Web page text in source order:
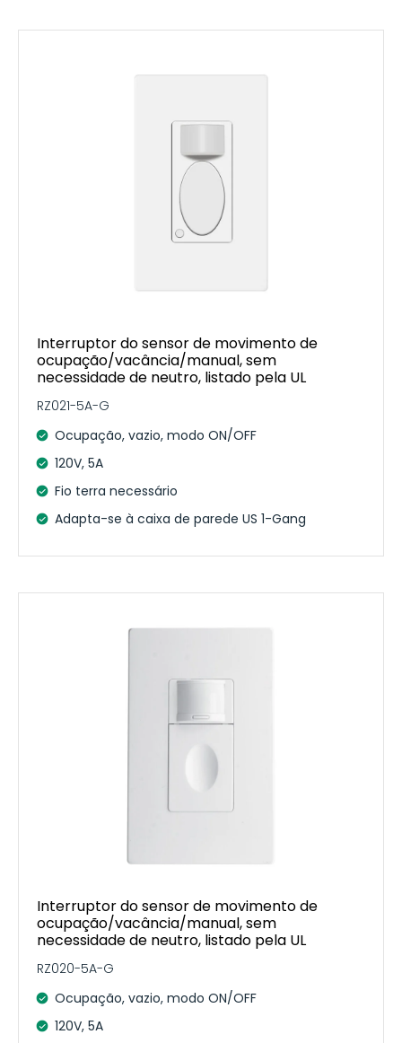
Interruptor do sensor de movimento de
ocupação/vacância/manual, sem
necessidade de neutro, listado pela UL
RZ021-5A-G
Ocupação, vazio, modo ON/OFF
120V, 5A
Fio terra necessário
Adapta-se à caixa de parede US 1-Gang
Interruptor do sensor de movimento de
ocupação/vacância/manual, sem
necessidade de neutro, listado pela UL
RZ020-5A-G
Ocupação, vazio, modo ON/OFF
120V, 5A